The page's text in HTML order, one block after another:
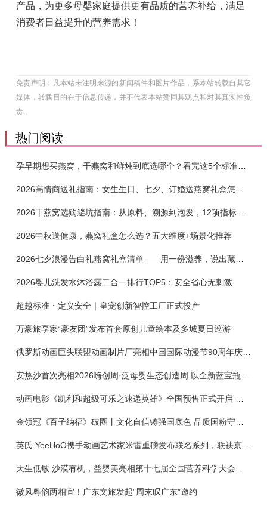
产品，为更多母婴家庭提供更有品质的营养补给，满足
消费者日益提升的营养需求！
免责声明：凡本站未注明来源的新闻稿件和图片作品，系本站转载自其它
媒体，转载目的在于信息传递，并不代表本站赞同其观点和对其真实性负
责 。
热门阅读
孕早期想买燕窝，干燕窝和鲜炖到底选哪个？看完这5个标准再下单
2026干燕窝选购避坑指南：从原料、溯源到泡发，12项指标判断靠谱燕窝
2026中秋送健康，燕窝礼盒怎么选？五大维度+场景化推荐
2026七夕浪漫告白礼燕窝礼盒清单——用一份滋养，说出藏在心底的爱
2026婴儿洗发水沐浴露二合一排行TOP5：安全省心无刺激
超越标准・定义安全｜皇宠创新智控工厂正式投产
万豪旅享家“豪友团”发布首套原创儿童绘本及多城夏日巡游
俄罗斯动画巨头联盟动画制片厂亮相中国国际动漫节90周年庆开启中国之旅新篇章
金领冠《百子纳福》破圈丨文化自信铸强国底色 品质国粉守护新生
英氏 YeeHoO携手动画艺术家米雷重磅发布联名系列，联袂京东深化全渠道战略
徽风粤韵两相宜！广东文旅发起”周末叹广东”邀约